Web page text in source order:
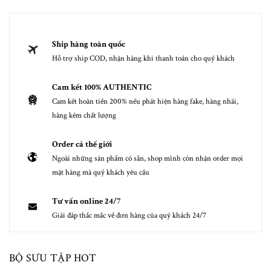
Ship hàng toàn quốc
Hỗ trợ ship COD, nhận hàng khi thanh toán cho quý khách
Cam kết 100% AUTHENTIC
Cam kết hoàn tiền 200% nếu phát hiện hàng fake, hàng nhái,
hàng kém chất lượng
Order cả thế giới
Ngoài những sản phẩm có sẵn, shop mình còn nhận order mọi
mặt hàng mà quý khách yêu cầu
Tư vấn online 24/7
Giải đáp thắc mắc về đơn hàng của quý khách 24/7
BỘ SƯU TẬP HOT